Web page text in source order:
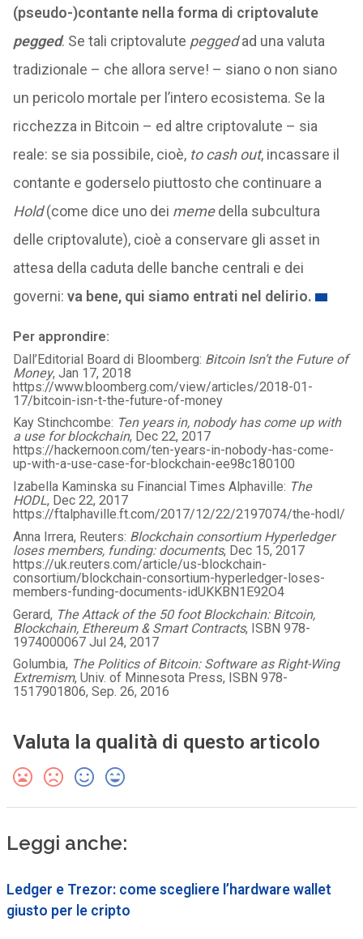
(pseudo-)contante nella forma di criptovalute
pegged. Se tali criptovalute peggedad una valuta
tradizionale – che allora serve! – siano o non siano
un pericolo mortale per l’intero ecosistema. Se la
ricchezza in Bitcoin – ed altre criptovalute – sia
reale: se sia possibile, cioè, to cash out, incassare il
contante e goderselo piuttosto che continuare a
Hold(come dice uno dei memedella subcultura
delle criptovalute), cioè a conservare gli asset in
attesa della caduta delle banche centrali e dei
governi: va bene, qui siamo entrati nel delirio.
Per approndire:
Dall’Editorial Board di Bloomberg: Bitcoin Isn’t the Future of
Money, Jan 17, 2018
https://www.bloomberg.com/view/articles/2018-01-
17/bitcoin-isn-t-the-future-of-money
Kay Stinchcombe: Ten years in, nobody has come up with
a use for blockchain, Dec 22, 2017
https://hackernoon.com/ten-years-in-nobody-has-come-
up-with-a-use-case-for-blockchain-ee98c180100
Izabella Kaminska su Financial Times Alphaville: The
HODL, Dec 22, 2017
https://ftalphaville.ft.com/2017/12/22/2197074/the-hodl/
Anna Irrera, Reuters: Blockchain consortium Hyperledger
loses members, funding: documents, Dec 15, 2017
https://uk.reuters.com/article/us-blockchain-
consortium/blockchain-consortium-hyperledger-loses-
members-funding-documents-idUKKBN1E92O4
Gerard, The Attack of the 50 foot Blockchain: Bitcoin,
Blockchain, Ethereum & Smart Contracts, ISBN 978-
1974000067 Jul 24, 2017
Golumbia, The Politics of Bitcoin: Software as Right-Wing
Extremism, Univ. of Minnesota Press, ISBN 978-
1517901806, Sep. 26, 2016
Valuta la qualità di questo articolo
Leggi anche:
Ledger e Trezor: come scegliere l’hardware wallet
giusto per le cripto